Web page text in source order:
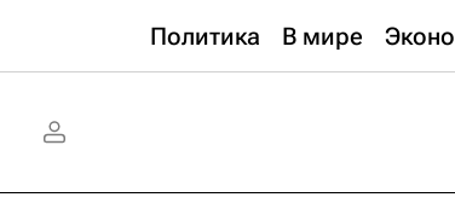
Политика В мире